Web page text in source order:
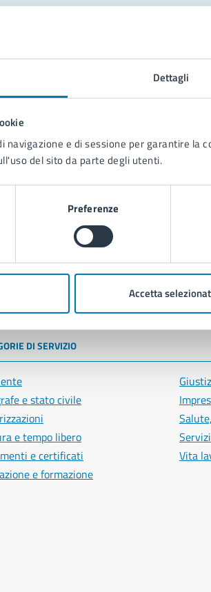
Dettagli
navigazione e di sessione per garantire la
del sito da parte degli utenti.
Preferenze
Accetta
in città
Segnala disservizio
DI SERVIZIO
e stato civile
e tempo libero
e certificati
e formazione
Vita